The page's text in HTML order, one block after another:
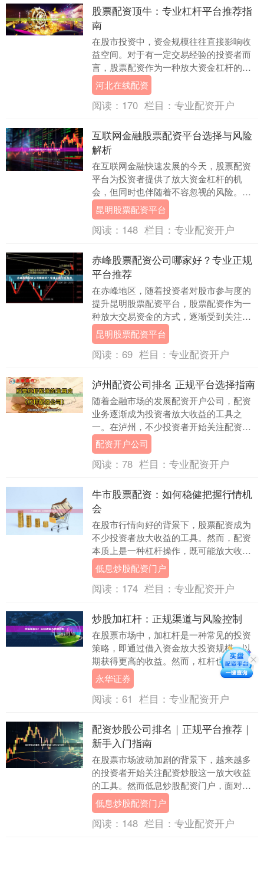
股票配资顶牛：专业杠杆平台推荐指
南
在股市投资中，资金规模往往直接影响收
益空间。对于有一定交易经验的投资者而
言，股票配资作为一种放大资金杠杆的工
具，正受到越来越多人的关注。然而，面
对市场上众多的配....
河北在线配资
阅读： 170 栏目： 专业配资开户
互联网金融股票配资平台选择与风险
解析
在互联网金融快速发展的今天，股票配资
平台为投资者提供了放大资金杠杆的机
会，但同时也伴随着不容忽视的风险。如
何选择一个可靠的配资平台，并有效管理
相关风险，成为每位....
昆明股票配资平台
阅读： 148 栏目： 专业配资开户
赤峰股票配资公司哪家好？专业正规
平台推荐
在赤峰地区，随着投资者对股市参与度的
提升昆明股票配资平台，股票配资作为一
种放大交易资金的方式，逐渐受到关注。
然而，面对市场上众多的配资公司，如何
选择一家专业、正....
昆明股票配资平台
阅读： 69 栏目： 专业配资开户
泸州配资公司排名 正规平台选择指南
随着金融市场的发展配资开户公司，配资
业务逐渐成为投资者放大收益的工具之
一。在泸州，不少投资者开始关注配资平
台，但面对众多选择，如何找到正规、安
全的配资公司成为关....
配资开户公司
阅读： 78 栏目： 专业配资开户
牛市股票配资：如何稳健把握行情机
会
在股市行情向好的背景下，股票配资成为
不少投资者放大收益的工具。然而，配资
本质上是一种杠杆操作，既可能放大收
益，也可能放大亏损。如何在牛市中稳健
运用配资，把握行情....
低息炒股配资门户
阅读： 174 栏目： 专业配资开户
炒股加杠杆：正规渠道与风险控制
在股票市场中，加杠杆是一种常见的投资
策略，即通过借入资金放大投资规模，以
期获得更高的收益。然而，杠杆也是一把
双刃剑，既能放大收益永华证券，也会放
大亏损。因此，了....
永华证券
阅读： 61 栏目： 专业配资开户
配资炒股公司排名｜正规平台推荐｜
新手入门指南
在股票市场波动加剧的背景下，越来越多
的投资者开始关注配资炒股这一放大收益
的工具。然而低息炒股配资门户，面对市
场上众多的配资平台，如何选择正规公
司、规避风险成为新....
低息炒股配资门户
阅读： 148 栏目： 专业配资开户